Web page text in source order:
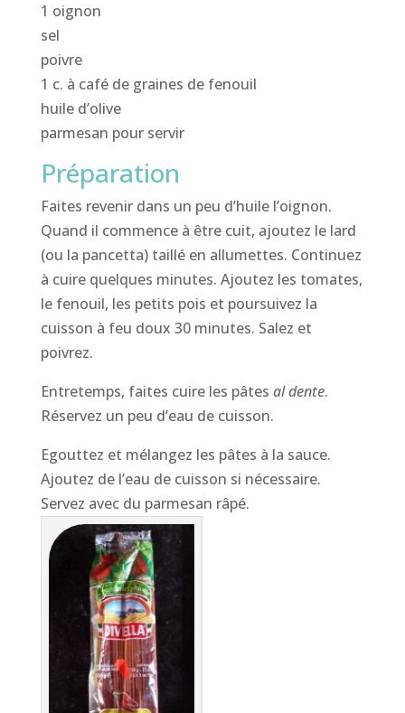
1 oignon
sel
poivre
1 c. à café de graines de fenouil
huile d’olive
parmesan pour servir
Préparation
Faites revenir dans un peu d’huile l’oignon.
Quand il commence à être cuit, ajoutez le lard
(ou la pancetta) taillé en allumettes. Continuez
à cuire quelques minutes. Ajoutez les tomates,
le fenouil, les petits pois et poursuivez la
cuisson à feu doux 30 minutes. Salez et
poivrez.
Entretemps, faites cuire les pâtes al dente.
Réservez un peu d’eau de cuisson.
Egouttez et mélangez les pâtes à la sauce.
Ajoutez de l’eau de cuisson si nécessaire.
Servez avec du parmesan râpé.